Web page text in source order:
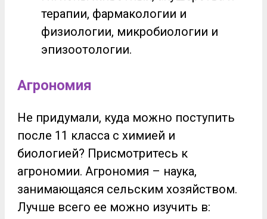
терапии, фармакологии и
физиологии, микробиологии и
эпизоотологии.
Агрономия
Не придумали, куда можно поступить
после 11 класса с химией и
биологией? Присмотритесь к
агрономии. Агрономия – наука,
занимающаяся сельским хозяйством.
Лучше всего ее можно изучить в: